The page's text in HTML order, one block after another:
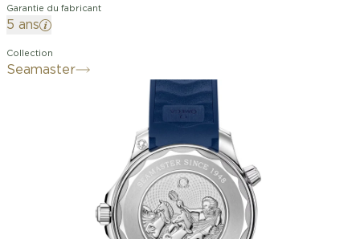
Garantie du fabricant
5 ans
Collection
Seamaster